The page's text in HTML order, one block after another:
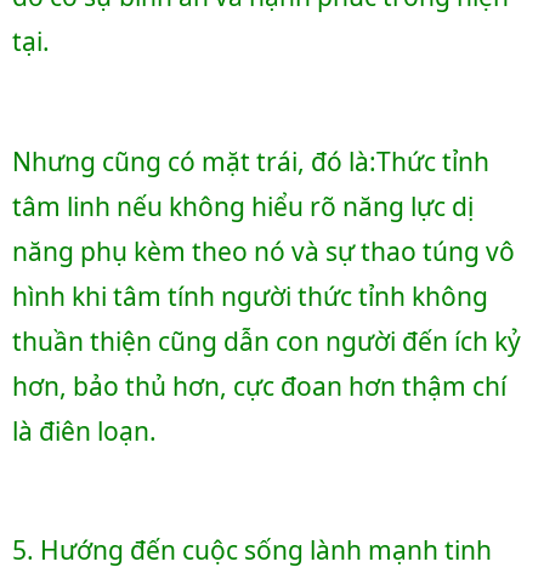
tại.
Nhưng cũng có mặt trái, đó là:Thức tỉnh
tâm linh nếu không hiểu rõ năng lực dị
năng phụ kèm theo nó và sự thao túng vô
hình khi tâm tính người thức tỉnh không
thuần thiện cũng dẫn con người đến ích kỷ
hơn, bảo thủ hơn, cực đoan hơn thậm chí
là điên loạn.
5. Hướng đến cuộc sống lành mạnh tinh